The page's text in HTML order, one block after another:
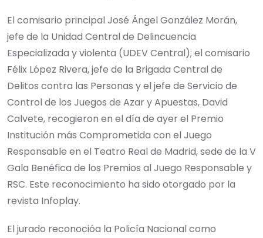
El comisario principal José Ángel González Morán,
jefe de la Unidad Central de Delincuencia
Especializada y violenta (UDEV Central); el comisario
Félix López Rivera, jefe de la Brigada Central de
Delitos contra las Personas y el jefe de Servicio de
Control de los Juegos de Azar y Apuestas, David
Calvete, recogieron en el día de ayer el Premio
Institución más Comprometida con el Juego
Responsable en el Teatro Real de Madrid, sede de la V
Gala Benéfica de los Premios al Juego Responsable y
RSC. Este reconocimiento ha sido otorgado por la
revista Infoplay.
El jurado reconocióa la Policía Nacional como